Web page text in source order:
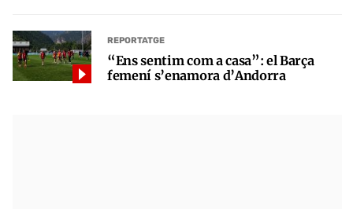
REPORTATGE
“Ens sentim com a casa”: el Barça
femení s’enamora d’Andorra